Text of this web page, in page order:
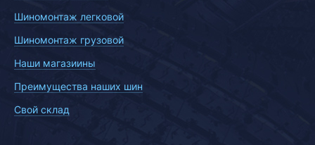
Шиномонтаж легковой
Шиномонтаж грузовой
Наши магазиины
Преимущества наших шин
Свой склад